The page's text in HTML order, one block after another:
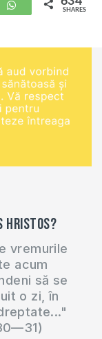
WhatsApp
SHARES
Hristos?
vremurile
acum
să se
o zi, în